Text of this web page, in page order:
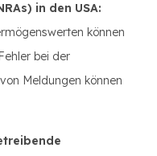
in den USA:
können
bei der
Meldungen können